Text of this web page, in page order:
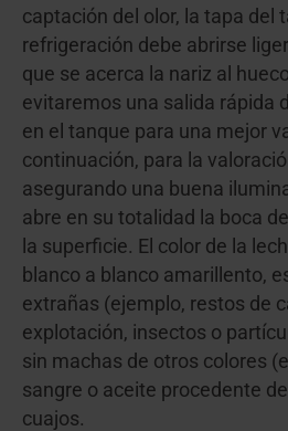
captación del olor, la tapa del
refrigeración debe abrirse
que se acerca la nariz al
evitaremos una salida rápida
en el tanque para una mejor
continuación, para la
asegurando una buena
abre en su totalidad la boca
la superficie. El color de la
blanco a blanco amarillento,
extrañas (ejemplo, restos de
explotación, insectos o
sin machas de otros colores
sangre o aceite procedente
cuajos.